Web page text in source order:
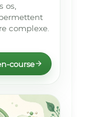
os,
complexe.
course